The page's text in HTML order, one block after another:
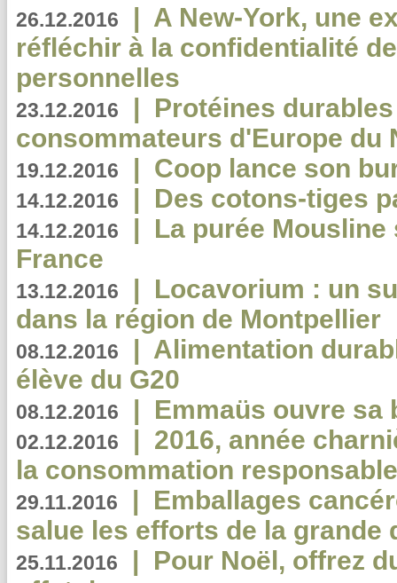
26.12.2016 | A New-York, une
réfléchir à la confidentialité
personnelles
23.12.2016 | Protéines
consommateurs d'Europe du
19.12.2016 | Coop lance son
14.12.2016 | Des cotons-tiges
14.12.2016 | La purée
France
13.12.2016 | Locavorium : un
dans la région de Montpellier
08.12.2016 | Alimentation
élève du G20
08.12.2016 | Emmaüs ouvre sa
02.12.2016 | 2016, année
la consommation
29.11.2016 | Emballages
salue les efforts de la grande
25.11.2016 | Pour Noël, offrez